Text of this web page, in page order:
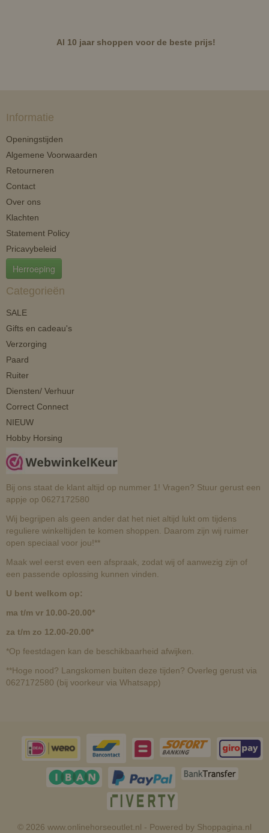
Al 10 jaar shoppen voor de beste prijs!
Informatie
Openingstijden
Algemene Voorwaarden
Retourneren
Contact
Over ons
Klachten
Statement Policy
Pricavybeleid
Herroeping
Categorieën
SALE
Gifts en cadeau's
Verzorging
Paard
Ruiter
Diensten/ Verhuur
Correct Connect
NIEUW
Hobby Horsing
Bij ons staat de klant altijd op nummer 1! Vragen? Stuur gerust een
appje op 0627172580
Wij begrijpen als geen ander dat het niet altijd lukt om tijdens
reguliere winkeltijden te komen shoppen. Daarom zijn wij ruimer
open speciaal voor jou!**
Maak wel eerst even een afspraak, zodat wij of aanwezig zijn of
een passende oplossing kunnen vinden.
U bent welkom op:
ma t/m vr 10.00-20.00*
za t/m zo 12.00-20.00*
*Op feestdagen kan de beschikbaarheid afwijken.
**Hoge nood? Langskomen buiten deze tijden? Overleg gerust via
0627172580 (bij voorkeur via Whatsapp)
© 2026 www.onlinehorseoutlet.nl - Powered by Shoppagina.nl